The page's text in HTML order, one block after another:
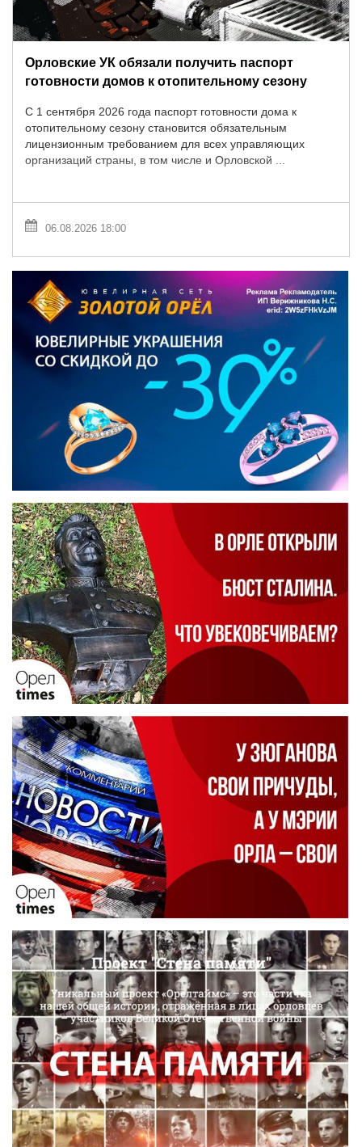
Орловские УК обязали получить паспорт
готовности домов к отопительному сезону
С 1 сентября 2026 года паспорт готовности дома к
отопительному сезону становится обязательным
лицензионным требованием для всех управляющих
организаций страны, в том числе и Орловской ...
06.08.2026 18:00